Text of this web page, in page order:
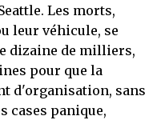
Les morts,
leur véhicule, se
dizaine de milliers,
pour que la
d'organisation, sans
cases panique,